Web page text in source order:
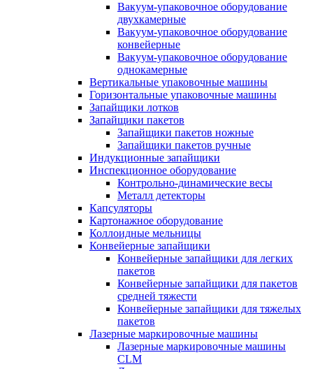
Вакуум-упаковочное оборудование
двухкамерные
Вакуум-упаковочное оборудование
конвейерные
Вакуум-упаковочное оборудование
однокамерные
Вертикальные упаковочные машины
Горизонтальные упаковочные машины
Запайщики лотков
Запайщики пакетов
Запайщики пакетов ножные
Запайщики пакетов ручные
Индукционные запайщики
Инспекционное оборудование
Контрольно-динамические весы
Металл детекторы
Капсуляторы
Картонажное оборудование
Коллоидные мельницы
Конвейерные запайщики
Конвейерные запайщики для легких
пакетов
Конвейерные запайщики для пакетов
средней тяжести
Конвейерные запайщики для тяжелых
пакетов
Лазерные маркировочные машины
Лазерные маркировочные машины
CLM